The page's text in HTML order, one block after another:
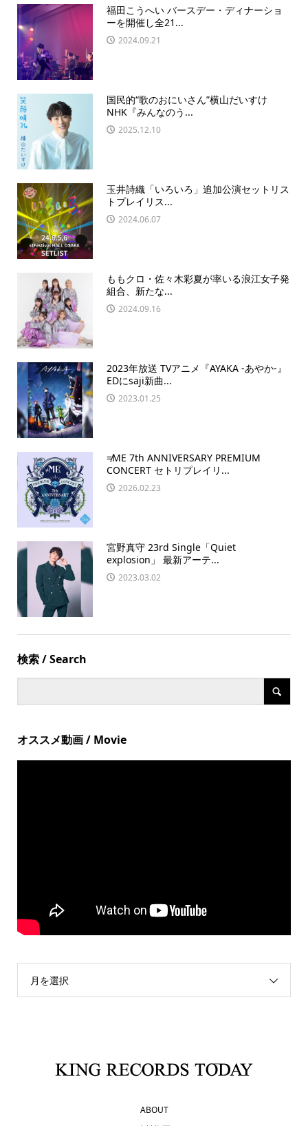
福田こうへい バースデー・ディナーショ
ーを開催し全21...
2024.09.21
国民的“歌のおにいさん”横山だいすけ
NHK『みんなのう...
2025.12.10
玉井詩織「いろいろ」追加公演セットリス
トプレイリス...
2024.06.07
ももクロ・佐々木彩夏が率いる浪江女子発
組合、新たな...
2024.09.16
2023年放送 TVアニメ『AYAKA ‐あやか‐』
EDにsaji新曲...
2023.01.25
≠ME 7th ANNIVERSARY PREMIUM
CONCERT セトリプレイリ...
2026.02.23
宮野真守 23rd Single「Quiet
explosion」 最新アーテ...
2023.03.02
検索 / Search
オススメ動画 / Movie
月を選択
ABOUT